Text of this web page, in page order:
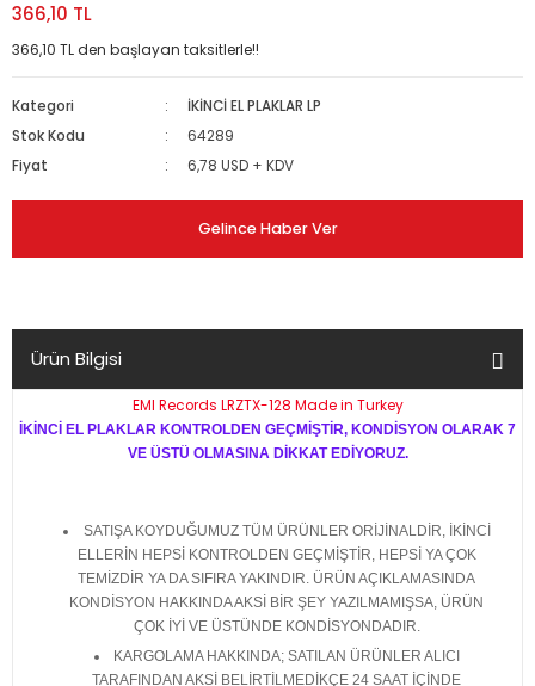
366,10 TL
366,10 TL den başlayan taksitlerle!!
Kategori
İKİNCİ EL PLAKLAR LP
Stok Kodu
64289
Fiyat
6,78 USD + KDV
Gelince Haber Ver
Ürün Bilgisi
EMI Records LRZTX-128 Made in Turkey
İKİNCİ EL PLAKLAR KONTROLDEN GEÇMİŞTİR, KONDİSYON OLARAK 7
VE ÜSTÜ OLMASINA DİKKAT EDİYORUZ.
SATIŞA KOYDUĞUMUZ TÜM ÜRÜNLER ORİJİNALDİR, İKİNCİ
ELLERİN HEPSİ KONTROLDEN GEÇMİŞTİR, HEPSİ YA ÇOK
TEMİZDİR YA DA SIFIRA YAKINDIR. ÜRÜN AÇIKLAMASINDA
KONDİSYON HAKKINDA AKSİ BİR ŞEY YAZILMAMIŞSA, ÜRÜN
ÇOK İYİ VE ÜSTÜNDE KONDİSYONDADIR.
KARGOLAMA HAKKINDA; SATILAN ÜRÜNLER ALICI
TARAFINDAN AKSİ BELİRTİLMEDİKÇE 24 SAAT İÇİNDE